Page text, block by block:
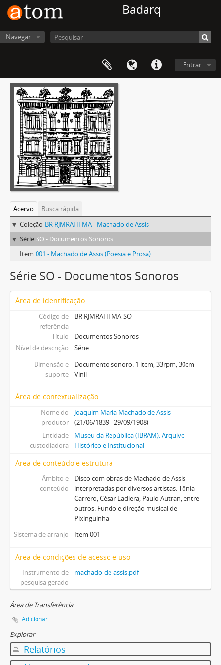
Badarq
Navegar
Entrar
Acervo
Busca rápida
Coleção BR RJMRAHI MA - Machado de Assis
Série SO - Documentos Sonoros
Item 001 - Machado de Assis (Poesia e Prosa)
Série SO - Documentos Sonoros
Área de identificação
Código de
referência
BR RJMRAHI MA-SO
Título
Documentos Sonoros
Nível de descrição
Série
Dimensão e
suporte
Documento sonoro: 1 item; 33rpm; 30cm
Vinil
Área de contextualização
Nome do
produtor
Joaquim Maria Machado de Assis
(21/06/1839 - 29/09/1908)
Entidade
custodiadora
Museu da República (IBRAM). Arquivo
Histórico e Institucional
Área de conteúdo e estrutura
Âmbito e
conteúdo
Disco com obras de Machado de Assis
interpretadas por diversos artistas: Tônia
Carrero, César Ladiera, Paulo Autran, entre
outros. Fundo e direção musical de
Pixinguinha.
Sistema de arranjo
Item 001
Área de condições de acesso e uso
Instrumento de
pesquisa gerado
machado-de-assis.pdf
Área de Transferência
Adicionar
Explorar
Relatórios